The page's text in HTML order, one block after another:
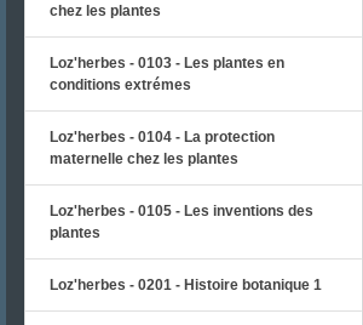
chez les plantes
Loz'herbes - 0103 - Les plantes en
conditions extrémes
Loz'herbes - 0104 - La protection
maternelle chez les plantes
Loz'herbes - 0105 - Les inventions des
plantes
Loz'herbes - 0201 - Histoire botanique 1